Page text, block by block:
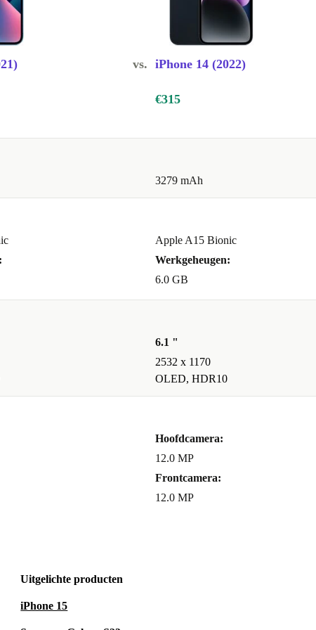
Pro
alles biedt
vs. iPhone 14 (2022)
€315
3279 mAh
Apple A15 Bionic
Werkgeheugen:
6.0 GB
6.1 "
2532 x 1170
OLED, HDR10
Hoofdcamera:
12.0 MP
Frontcamera:
12.0 MP
Uitgelichte producten
iPhone 15